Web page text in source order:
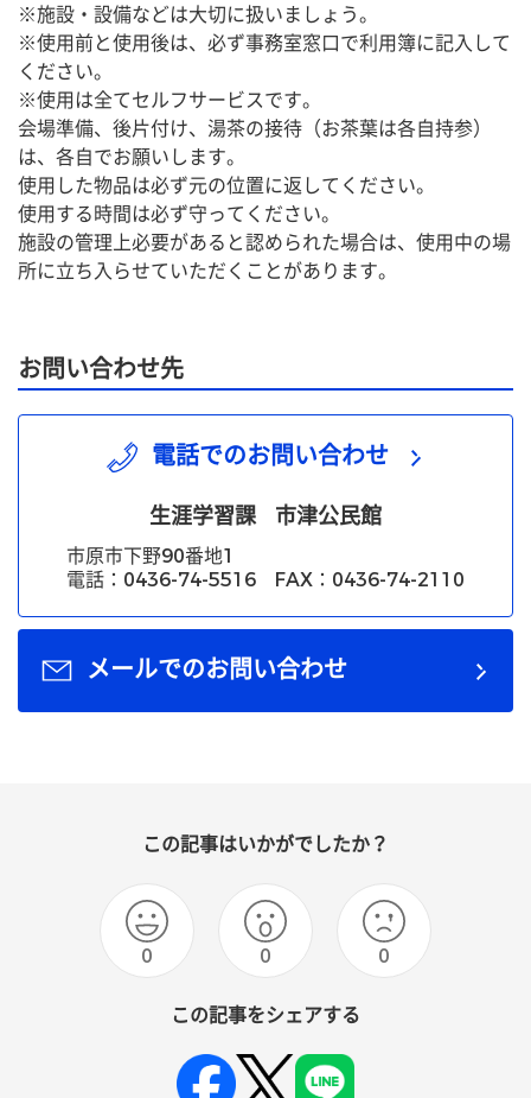
※施設・設備などは大切に扱いましょう。
※使用前と使用後は、必ず事務室窓口で利用簿に記入して
ください。
※使用は全てセルフサービスです。
会場準備、後片付け、湯茶の接待（お茶葉は各自持参）
は、各自でお願いします。
使用した物品は必ず元の位置に返してください。
使用する時間は必ず守ってください。
施設の管理上必要があると認められた場合は、使用中の場
所に立ち入らせていただくことがあります。
お問い合わせ先
電話でのお問い合わせ
生涯学習課 市津公民館
市原市下野90番地1
電話：0436-74-5516 FAX：0436-74-2110
メールでのお問い合わせ
この記事はいかがでしたか？
0 0 0
この記事をシェアする